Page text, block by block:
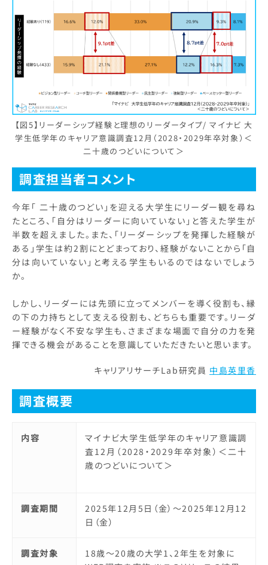
【図5】リーダーシップ経験と理想のリーダータイプ/ マイナビ 大
学生低学年のキャリア意識調査12月（2028・2029年卒対象）＜
二十歳のつどいについて＞
調査担当者コメント
今年「 二十歳のつどい」を迎える大学生にリーダー観を尋ね
たところ、「自分はリーダーに向いていない」と答えた学生が
半数を超えました。また、「リーダーシップを発揮した経験が
ある」学生は約2割にとどまっており、経験がないことから「自
分は向いていない」と考える学生もいるのではないでしょう
か。
しかし、リーダーには先頭に立ってメンバーを導く役割も、縁
の下の力持ちとして支える役割も、どちらも重要です。リーダ
ー経験がなく不安な学生も、さまざまな場面で自分の力を発
揮できる機会があることを意識していただきたいと思います。
キャリアリサーチLab研究員 中島英里香
調査概要
内容
マイナビ大学生低学年のキャリア意識調
査12月（2028・2029年卒対象）＜二十
歳のつどいについて＞
調査期間
2025年12月5日（金）～2025年12月12
日（金）
調査対象
18歳～20歳の大学1、2年生を対象に